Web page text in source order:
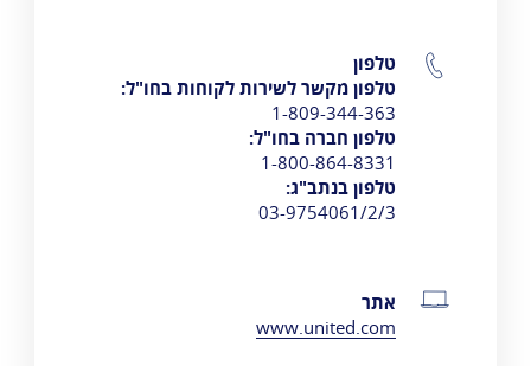
טלפון
טלפון מקשר לשירות לקוחות בחו"ל:
1-809-344-363
טלפון חברה בחו"ל:
1-800-864-8331
טלפון בנתב"ג:
03-9754061/2/3
אתר
www.united.com